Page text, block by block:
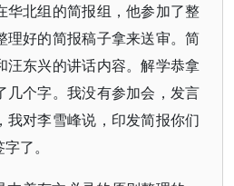
华北组的简报组，他参加了整
理好的简报稿子拿来送审。简
汪东兴的讲话内容。解学恭拿
几个字。我没有参加会，发言
我对李雪峰说，印发简报你们
了。